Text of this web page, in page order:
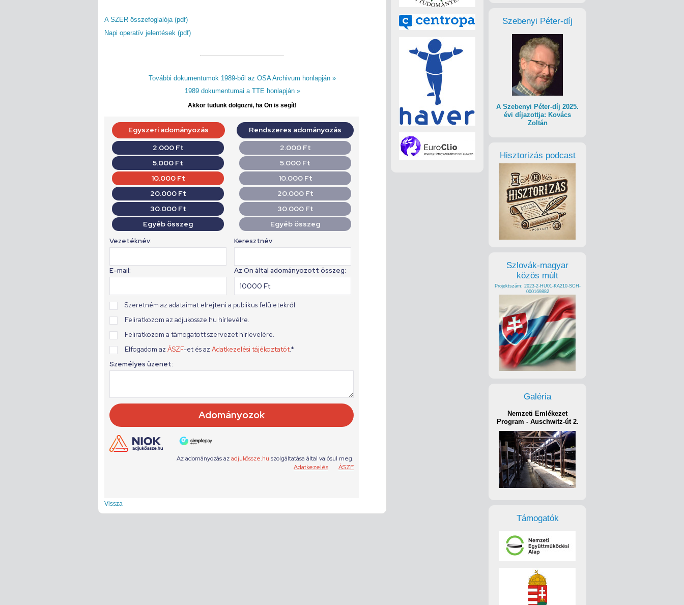
A SZER összefoglalója (pdf)
Napi operatív jelentések (pdf)
További dokumentumok 1989-ből az OSA Archivum honlapján »
1989 dokumentumai a TTE honlapján »
Akkor tudunk dolgozni, ha Ön is segít!
Vissza
Szebenyi Péter-díj
A Szebenyi Péter-díj 2025.
évi díjazottja: Kovács
Zoltán
Hisztorizás podcast
Szlovák-magyar
közös múlt
Projektszám: 2023-2-HU01-KA210-SCH-
000169882
Galéria
Nemzeti Emlékezet
Program - Auschwitz-út 2.
Támogatók